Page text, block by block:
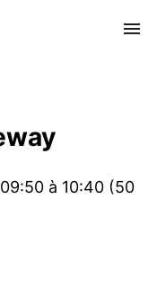
à 10:40 (50